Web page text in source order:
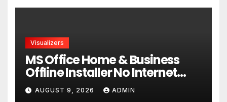
Visualizers
MS Office Home & Business
Offline Installer No Internet
Required P2P release
AUGUST 9, 2026 ADMIN